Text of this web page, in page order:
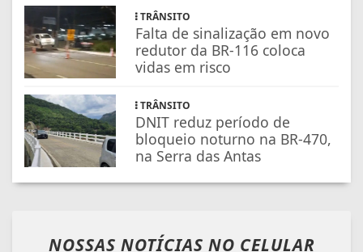
TRÂNSITO
Falta de sinalização em novo
redutor da BR-116 coloca
vidas em risco
TRÂNSITO
DNIT reduz período de
bloqueio noturno na BR-470,
na Serra das Antas
NOSSAS NOTÍCIAS NO CELULAR